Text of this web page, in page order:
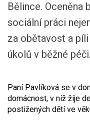
Bělince. Oceněna
sociální práci
za obětavost a
úkolů v běžné péči.
Paní Pavlíková se v
domácnost, v níž žije
postižených dětí ve